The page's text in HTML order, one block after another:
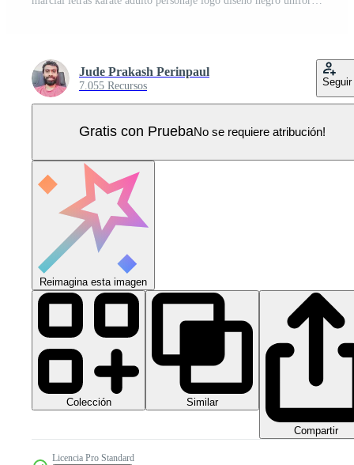
Jude Prakash Perinpaul
7.055 Recursos Seguir
Gratis con PruebaNo se requiere atribución!
Reimagina esta imagen
Colección Similar
Compartir
Licencia Pro Standard